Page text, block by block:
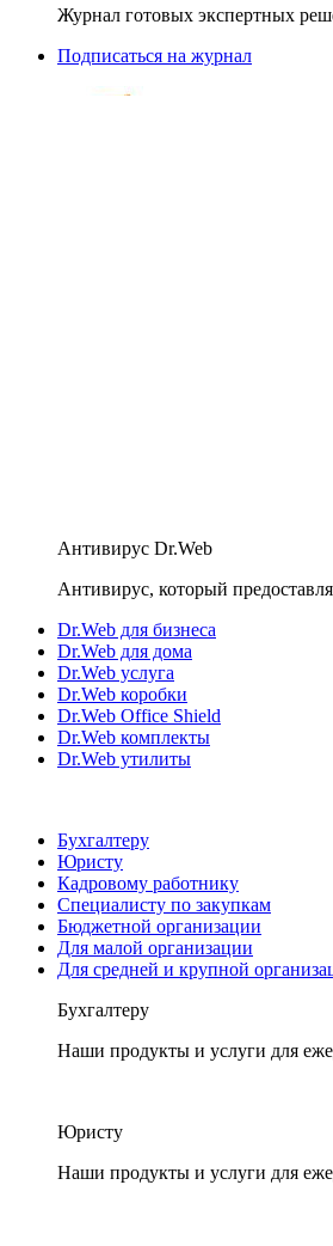
Журнал готовых экспертных
Подписаться на журнал
Антивирус Dr.Web
Антивирус, который
Dr.Web для бизнеса
Dr.Web для дома
Dr.Web услуга
Dr.Web коробки
Dr.Web Office Shield
Dr.Web комплекты
Dr.Web утилиты
Бухгалтеру
Юристу
Кадровому работнику
Специалисту по закупкам
Бюджетной организации
Для малой организации
Для средней и крупной
Бухгалтеру
Наши продукты и услуги для
Юристу
Наши продукты и услуги для